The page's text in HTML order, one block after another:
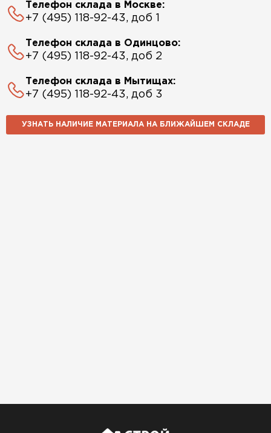
Телефон склада в Москве:
+7 (495) 118-92-43, доб 1
Телефон склада в Одинцово:
+7 (495) 118-92-43, доб 2
Телефон склада в Мытищах:
+7 (495) 118-92-43, доб 3
УЗНАТЬ НАЛИЧИЕ МАТЕРИАЛА НА БЛИЖАЙШЕМ СКЛАДЕ